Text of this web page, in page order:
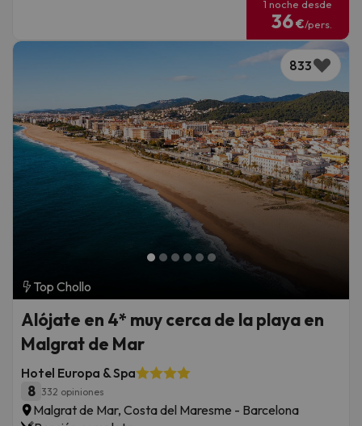
1 noche desde
36€/pers.
Top Chollo
833
Alójate en 4* muy cerca de la playa en
Malgrat de Mar
Hotel Europa & Spa
8 332 opiniones
Malgrat de Mar, Costa del Maresme - Barcelona